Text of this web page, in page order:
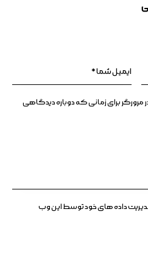
مرورگر برای زمانی که دوباره دیدگاهی
و مدیریت داده های خود توسط این وب